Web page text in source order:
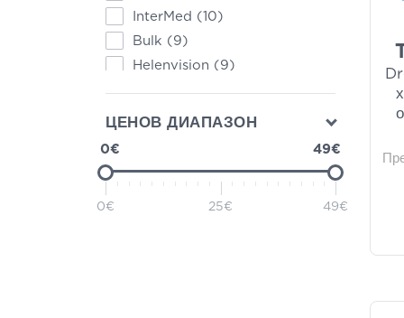
InterMed (10)
Bulk (9)
Helenvision (9)
Otrisalin(9)
Physiodose(8)
Laboratoires Théa (7)
(7)
ЦЕНОВ ДИАПАЗОН
0€ 49€
0€ 25€ 49€